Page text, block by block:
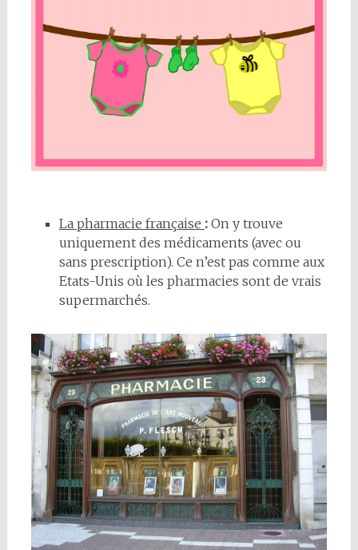
La pharmacie française :On y trouve
uniquement des médicaments (avec ou
sans prescription). Ce n’est pas comme aux
Etats-Unis où les pharmacies sont de vrais
supermarchés.